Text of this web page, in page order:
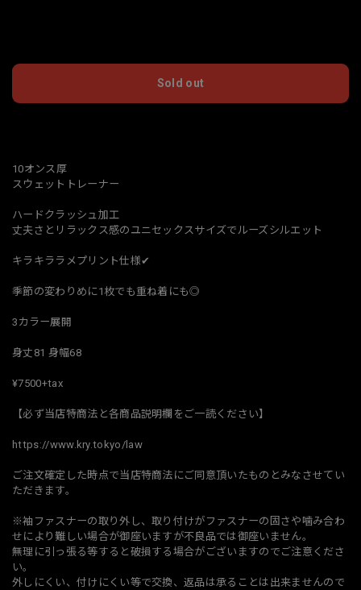
Sold out
10オンス厚
スウェットトレーナー
ハードクラッシュ加工
丈夫さとリラックス感のユニセックスサイズでルーズシルエット
キラキララメプリント仕様✔︎
季節の変わりめに1枚でも重ね着にも◎
3カラー展開
身丈81 身幅68
¥7500+tax
【必ず当店特商法と各商品説明欄をご一読ください】
https://www.kry.tokyo/law
ご注文確定した時点で当店特商法にご同意頂いたものとみなさせてい
ただきます。
※袖ファスナーの取り外し、取り付けがファスナーの固さや噛み合わ
せにより難しい場合が御座いますが不良品では御座いません。
無理に引っ張る等すると破損する場合がございますのでご注意くださ
い。
外しにくい、付けにくい等で交換、返品は承ることは出来ませんので